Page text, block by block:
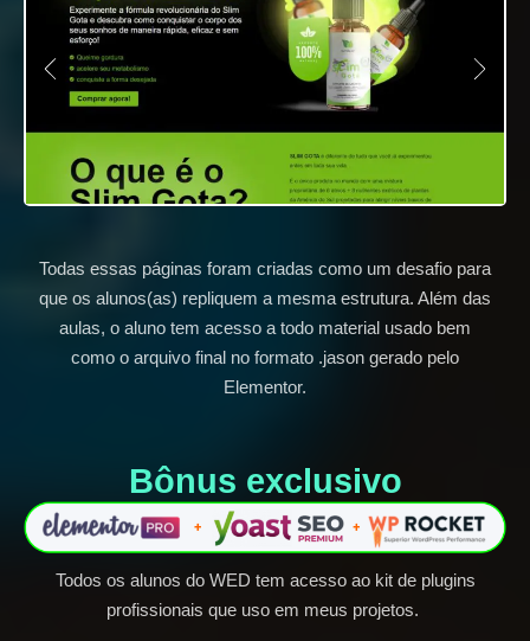
Todas essas páginas foram criadas como um desafio para
que os alunos(as) repliquem a mesma estrutura. Além das
aulas, o aluno tem acesso a todo material usado bem
como o arquivo final no formato .jason gerado pelo
Elementor.
Bônus exclusivo​
Todos os alunos do WED tem acesso ao kit de plugins
profissionais que uso em meus projetos.